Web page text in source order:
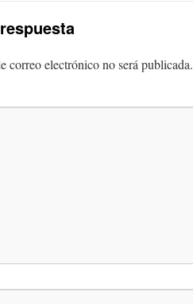
correo electrónico no será publicada.